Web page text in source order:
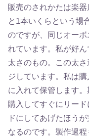
販売のされかたは楽
と1本いくらという場
のですが、同じオー
れています。私が好
太さのもの。この太
ジしています。私は
に入れて保管します。
購入してすぐにリー
ドにしてあげたほう
なるのです。製作過